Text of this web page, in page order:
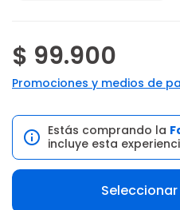
$ 99.900
Promociones y medios de
Estás comprando la
incluye esta